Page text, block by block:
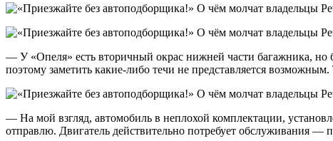
— У «Опеля» есть вторичный окрас нижней части багажника, но
поэтому заметить какие-либо течи не представляется
— На мой взгляд, автомобиль в неплохой комплектации,
отправлю. Двигатель действительно потребует обслуживания —